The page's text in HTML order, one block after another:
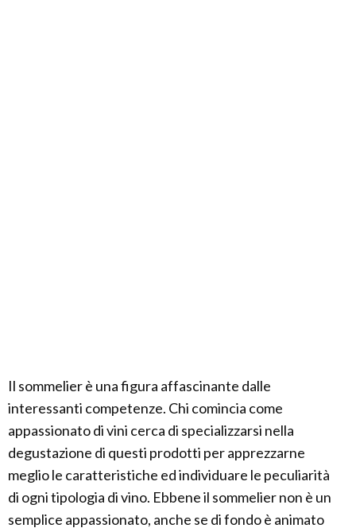
Il sommelier è una figura affascinante dalle
interessanti competenze. Chi comincia come
appassionato di vini cerca di specializzarsi nella
degustazione di questi prodotti per apprezzarne
meglio le caratteristiche ed individuare le peculiarità
di ogni tipologia di vino. Ebbene il sommelier non è un
semplice appassionato, anche se di fondo è animato